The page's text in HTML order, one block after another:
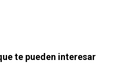
te pueden interesar